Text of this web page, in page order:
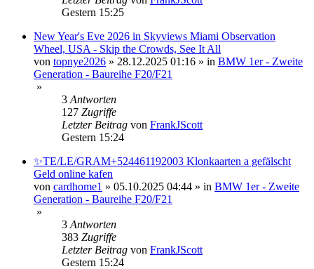
Gestern 15:25
New Year's Eve 2026 in Skyviews Miami Observation
Wheel, USA - Skip the Crowds, See It All
von topnye2026 » 28.12.2025 01:16 » in BMW 1er - Zweite
Generation - Baureihe F20/F21
»
3 Antworten
127 Zugriffe
Letzter Beitrag von FrankJScott
Gestern 15:24
✨TE/LE/GRAM+524461192003 Klonkaarten a gefälscht
Geld online kafen
von cardhome1 » 05.10.2025 04:44 » in BMW 1er - Zweite
Generation - Baureihe F20/F21
»
3 Antworten
383 Zugriffe
Letzter Beitrag von FrankJScott
Gestern 15:24